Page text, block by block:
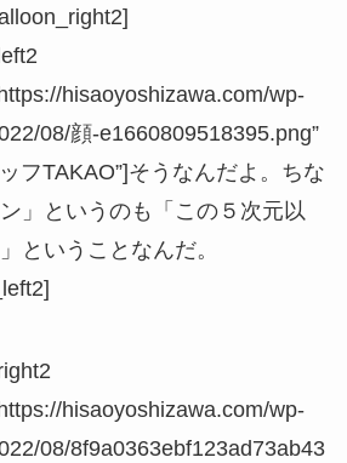
hisaoyoshizawa.com/wp-
08/顔-e1660809518395.png”
フTAKAO”]そうなんだよ。ちな
」というのも「この５次元以
ということなんだ。
hisaoyoshizawa.com/wp-
08/8f9a0363ebf123ad73ab43